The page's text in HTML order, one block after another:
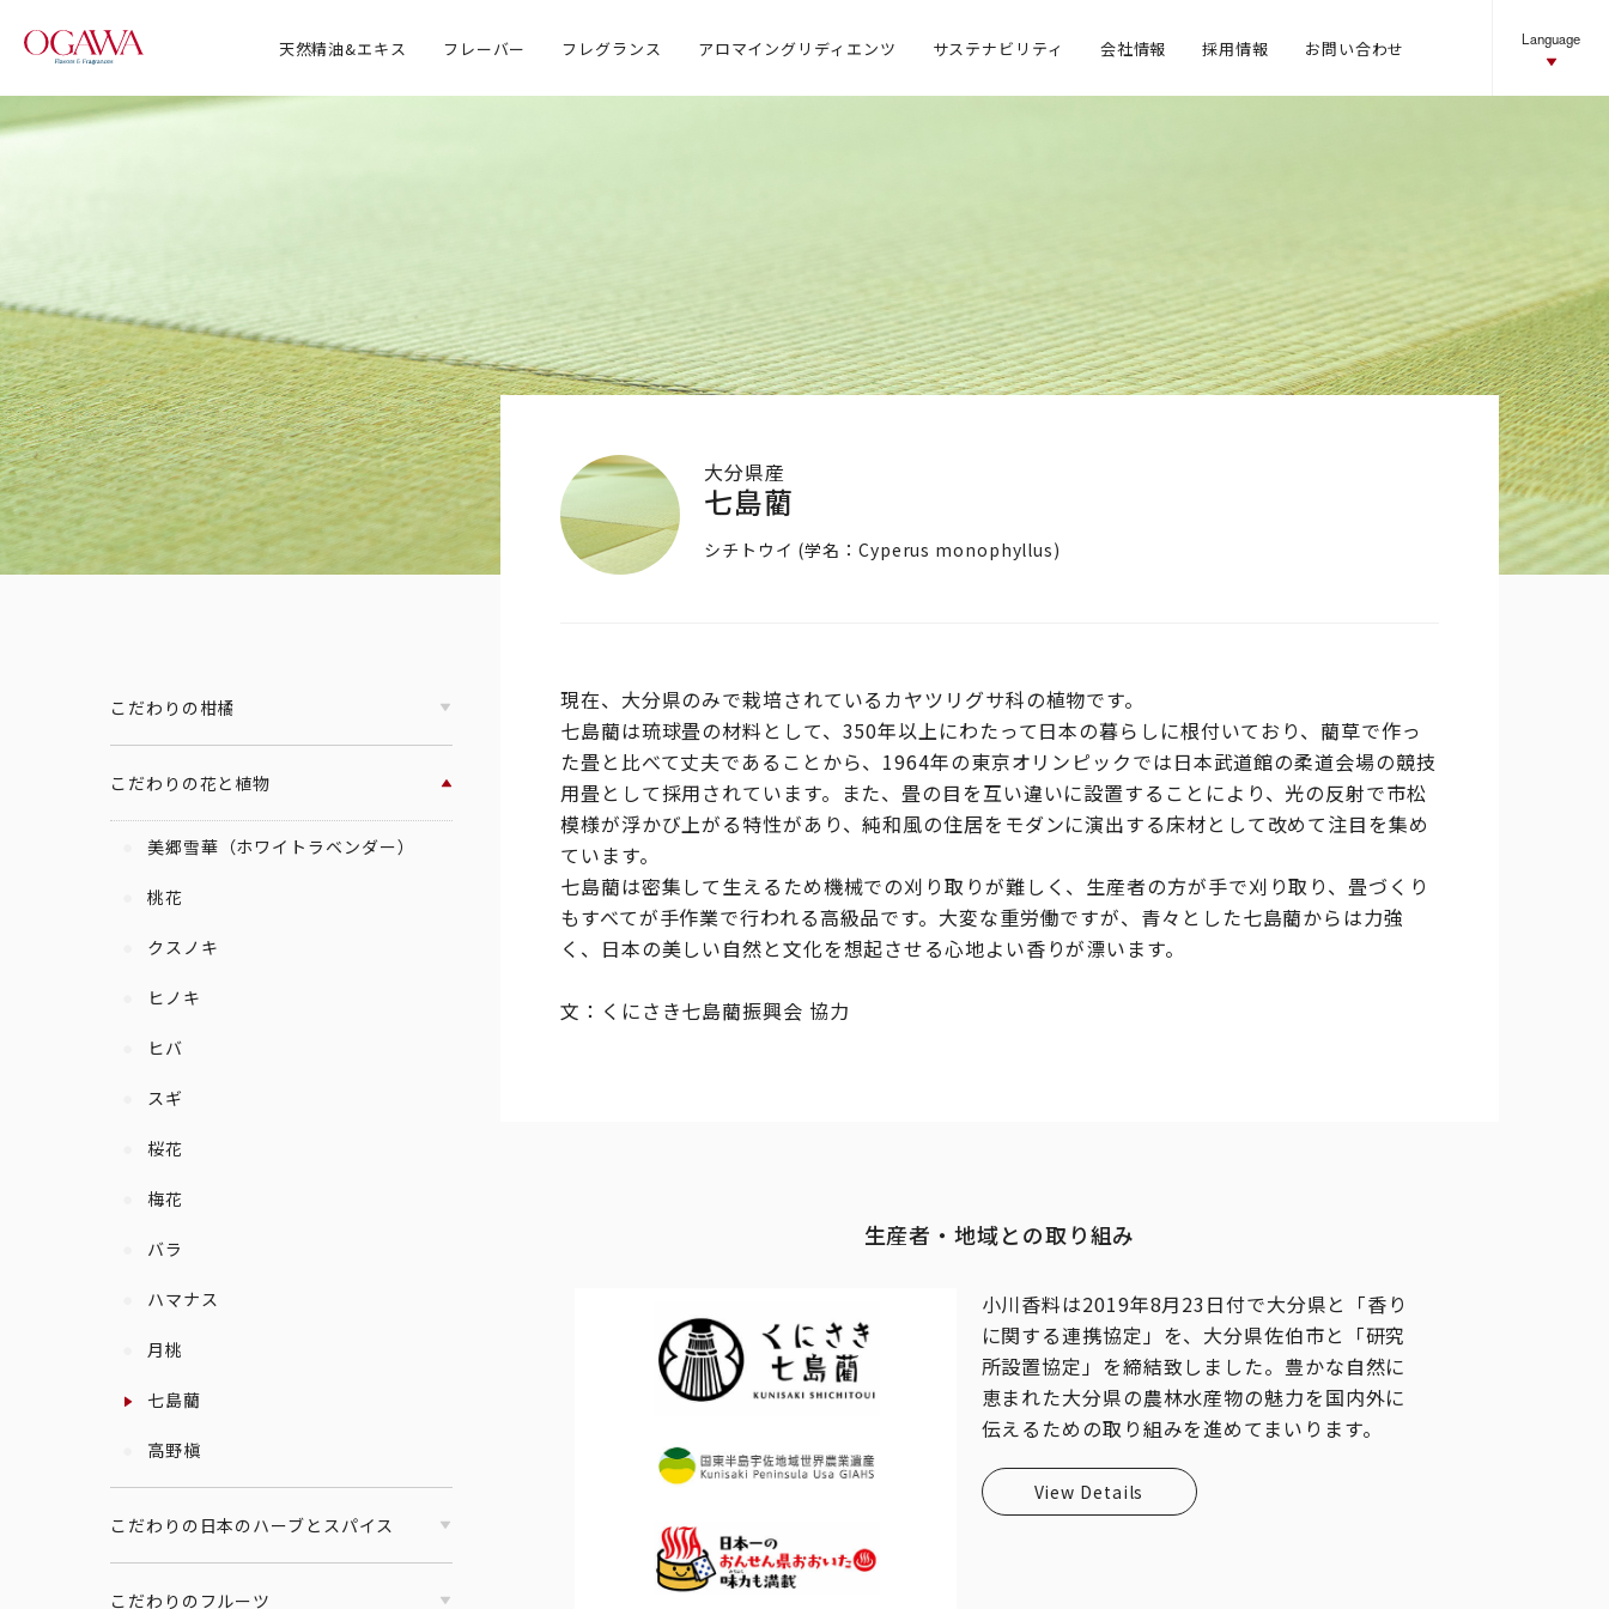
天然精油&エキス フレーバー フレグランス アロマイングリディエンツ サステナビリティ 会社情報
社員の声
採用情報 お問い合わせ Language
大分県産
七島藺
シチトウイ (学名：Cyperus monophyllus)
現在、大分県のみで栽培されているカヤツリグサ科の植物です。
七島藺は琉球畳の材料として、350年以上にわたって日本の暮らしに根付いており、藺草で作っ
た畳と比べて丈夫であることから、1964年の東京オリンピックでは日本武道館の柔道会場の競技
用畳として採用されています。また、畳の目を互い違いに設置することにより、光の反射で市松
模様が浮かび上がる特性があり、純和風の住居をモダンに演出する床材として改めて注目を集め
ています。
七島藺は密集して生えるため機械での刈り取りが難しく、生産者の方が手で刈り取り、畳づくり
もすべてが手作業で行われる高級品です。大変な重労働ですが、青々とした七島藺からは力強
く、日本の美しい自然と文化を想起させる心地よい香りが漂います。
文：くにさき七島藺振興会 協力
生産者・地域との取り組み
小川香料は2019年8月23日付で大分県と「香り
に関する連携協定」を、大分県佐伯市と「研究
所設置協定」を締結致しました。豊かな自然に
恵まれた大分県の農林水産物の魅力を国内外に
伝えるための取り組みを進めてまいります。
View Details
こだわりの柑橘
こだわりの花と植物
美郷雪華（ホワイトラベンダー）
桃花
クスノキ
ヒノキ
ヒバ
スギ
桜花
梅花
バラ
ハマナス
月桃
七島藺
高野槇
こだわりの日本のハーブとスパイス
こだわりのフルーツ